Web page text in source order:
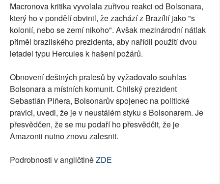
Macronova kritika vyvolala zuřivou reakci od Bolsonara,
který ho v pondělí obvinil, že zachází z Brazílií jako "s
kolonií, nebo se zemí nikoho". Avšak mezinárodní nátlak
přiměl brazilského prezidenta, aby nařídil použití dvou
letadel typu Hercules k hašení požárů.
Obnovení deštných pralesů by vyžadovalo souhlas
Bolsonara a místních komunit. Chilský prezident
Sebastián Piñera, Bolsonarův spojenec na politické
pravici, uvedl, že je v neustálém styku s Bolsonarem. Je
přesvědčen, že se mu podaří ho přesvědčit, že je
Amazonii nutno znovu zalesnit.
Podrobnosti v angličtiněZDE